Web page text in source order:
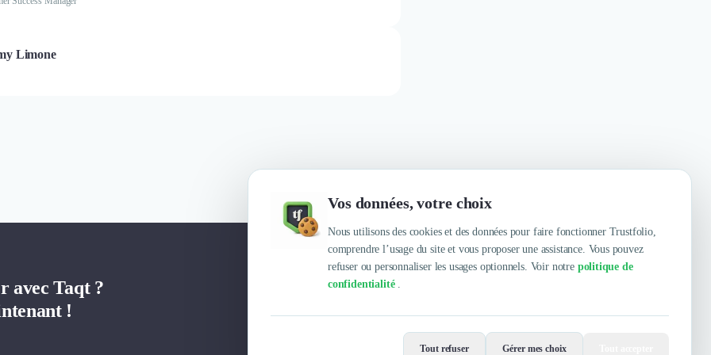
Vos données, votre choix
Nous utilisons des cookies et des données pour faire fonctionner Trustfolio,
comprendre l’usage du site et vous proposer une assistance. Vous pouvez
refuser ou personnaliser les usages optionnels. Voir notre politique de
confidentialité.
Tout refuser Gérer mes choix
Limone
avec Taqt ?
!